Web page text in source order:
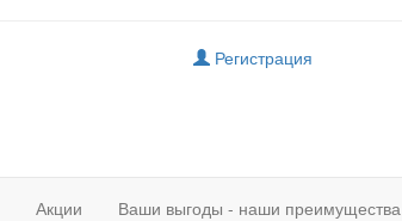
Регистрация
Акции Ваши выгоды - наши преимущества